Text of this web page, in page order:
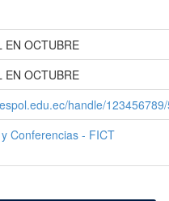
EN OCTUBRE
EN OCTUBRE
handle/
Conferencias - FICT